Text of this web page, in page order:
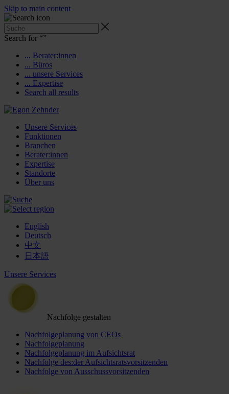
Skip to main content
Search for “”
... Berater:innen
... Büros
... unsere Services
... Expertise
Search all results
Unsere Services
Funktionen
Branchen
Berater:innen
Expertise
Standorte
Über uns
English
Deutsch
中文
日本語
Unsere Services
Nachfolge gestalten
Nachfolgeplanung von CEOs
Nachfolgeplanung
Nachfolgeplanung im Aufsichtsrat
Nachfolge des:der Aufsichtsratsvorsitzenden
Nachfolge von Ausschussvorsitzenden